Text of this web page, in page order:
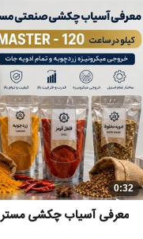
0:32
معرفی آسیاب چکشی مستر